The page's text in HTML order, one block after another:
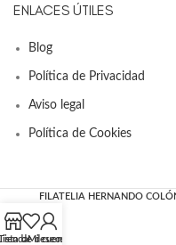
ENLACES ÚTILES
Blog
Política de Privacidad
Aviso legal
Política de Cookies
FILATELIA HERNANDO
de deseos
Mi cuenta